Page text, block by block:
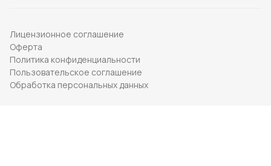
Лицензионное соглашение
Оферта
Политика конфиденциальности
Пользовательское соглашение
Обработка персональных данных